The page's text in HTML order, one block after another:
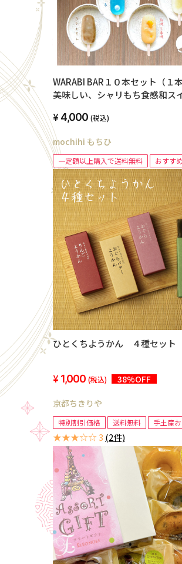
WARABI BAR１０本セット（１
美味しい、シャリもち食感和ス
4,000 (税込)
mochihi もちひ
一定額以上購入で送料無料 おすす
ひとくちようかん ４種セット
1,000 (税込) 38%OFF
京都ちきりや
特別割引価格 送料無料 手土産
★★★☆☆ 3 (2件)